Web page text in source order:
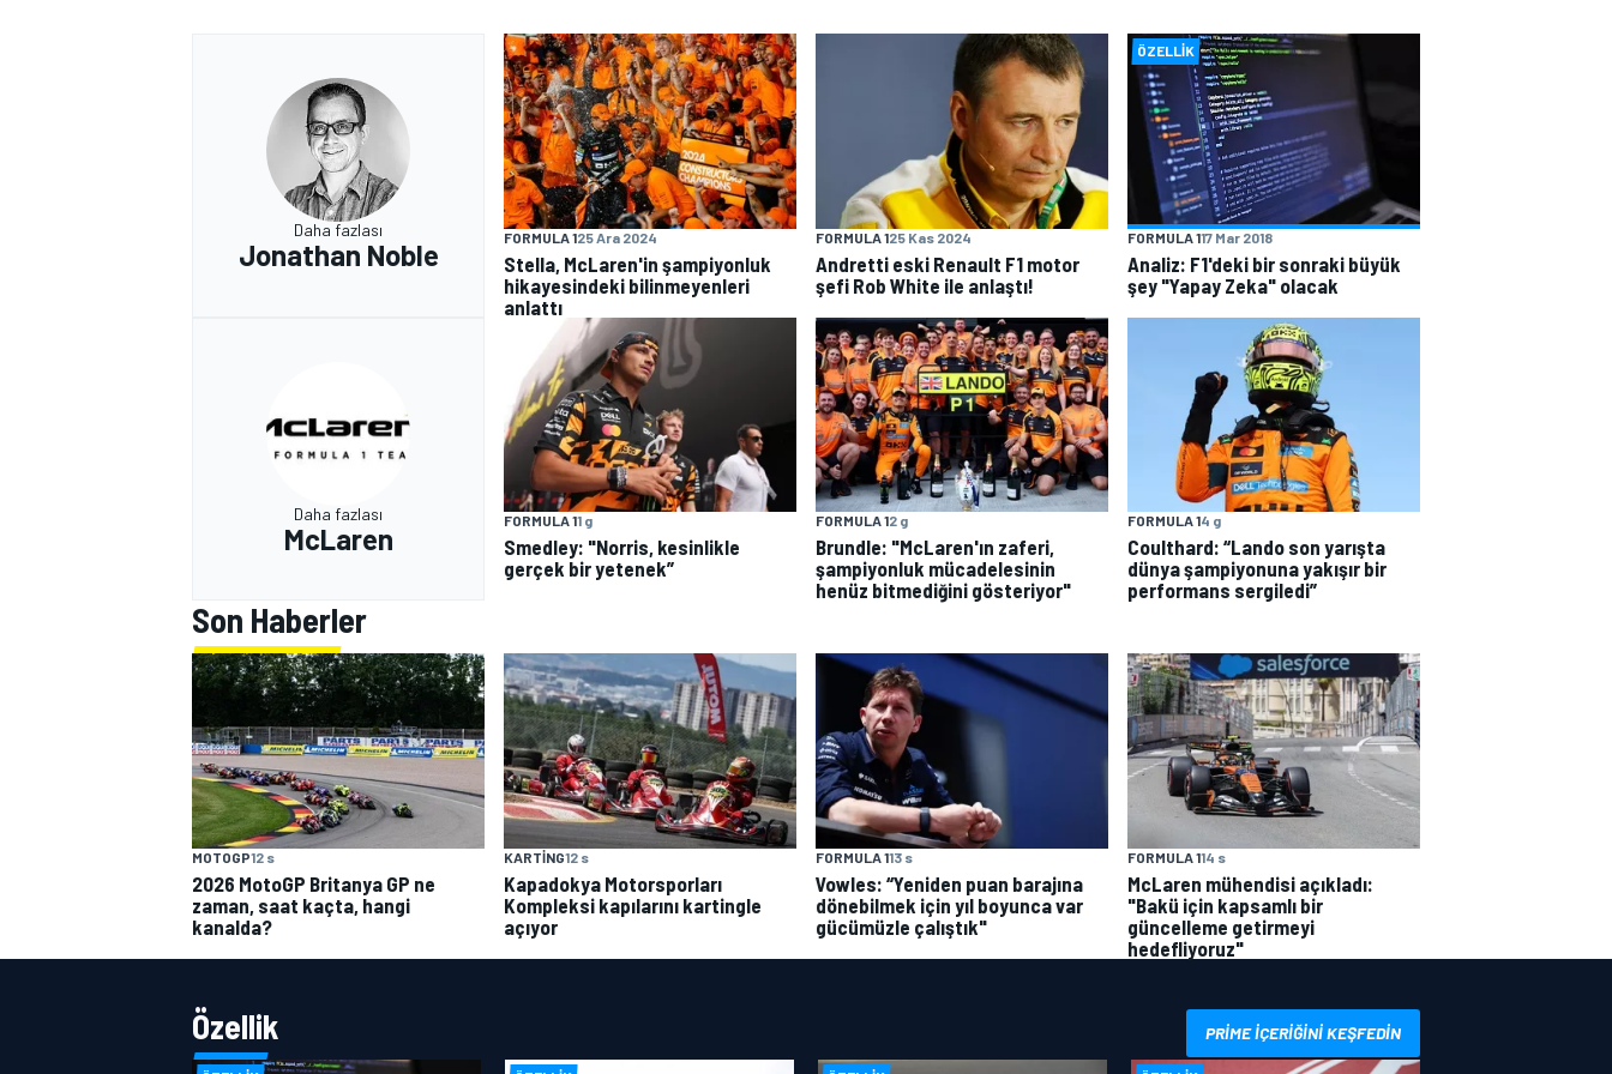
Daha fazlası
Jonathan Noble
FORMULA 125 Ara 2024
Stella, McLaren'in şampiyonluk
hikayesindeki bilinmeyenleri
anlattı
FORMULA 125 Kas 2024
Andretti eski Renault F1 motor
şefi Rob White ile anlaştı!
ÖZELLIK
FORMULA 117 Mar 2018
Analiz: F1'deki bir sonraki büyük
şey "Yapay Zeka" olacak
Daha fazlası
McLaren
FORMULA 11 g
Smedley: "Norris, kesinlikle
gerçek bir yetenek”
FORMULA 12 g
Brundle: "McLaren'ın zaferi,
şampiyonluk mücadelesinin
henüz bitmediğini gösteriyor"
FORMULA 14 g
Coulthard: “Lando son yarışta
dünya şampiyonuna yakışır bir
performans sergiledi”
Son Haberler
MOTOGP12 s
2026 MotoGP Britanya GP ne
zaman, saat kaçta, hangi
kanalda?
KARTING12 s
Kapadokya Motorsporları
Kompleksi kapılarını kartingle
açıyor
FORMULA 113 s
Vowles: “Yeniden puan barajına
dönebilmek için yıl boyunca var
gücümüzle çalıştık"
FORMULA 114 s
McLaren mühendisi açıkladı:
"Bakü için kapsamlı bir
güncelleme getirmeyi
hedefliyoruz"
Özellik PRIME IÇERIĞINI KEŞFEDIN